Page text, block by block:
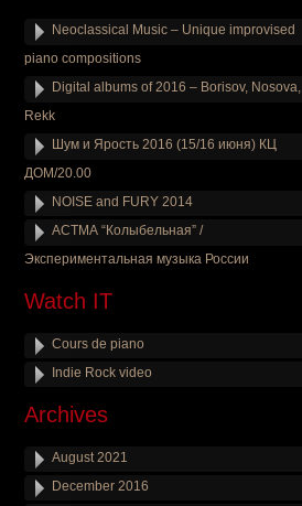
Neoclassical Music – Unique improvised
piano compositions
Digital albums of 2016 – Borisov, Nosova,
Rekk
Шум и Ярость 2016 (15/16 июня) КЦ
ДОМ/20.00
NOISE and FURY 2014
АСТМА “Колыбельная” /
Экспериментальная музыка России
Watch IT
Cours de piano
Indie Rock video
Archives
August 2021
December 2016